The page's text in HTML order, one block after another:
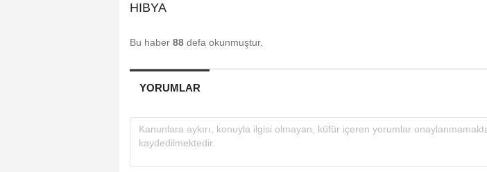
HIBYA
Bu haber 88 defa okunmuştur.
YORUMLAR